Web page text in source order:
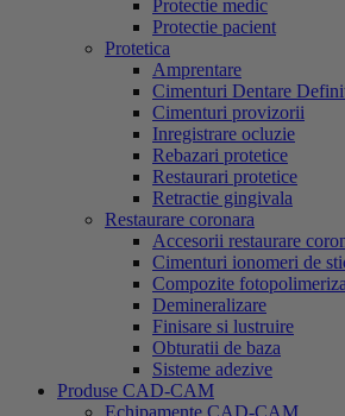
Protectie medic
Protectie pacient
Protetica
Amprentare
Cimenturi Dentare
Cimenturi provizorii
Inregistrare ocluzie
Rebazari protetice
Restaurari protetice
Retractie gingivala
Restaurare coronara
Accesorii restaurare
Cimenturi ionomeri de
Compozite
Demineralizare
Finisare si lustruire
Obturatii de baza
Sisteme adezive
Produse CAD-CAM
Echipamente CAD-CAM